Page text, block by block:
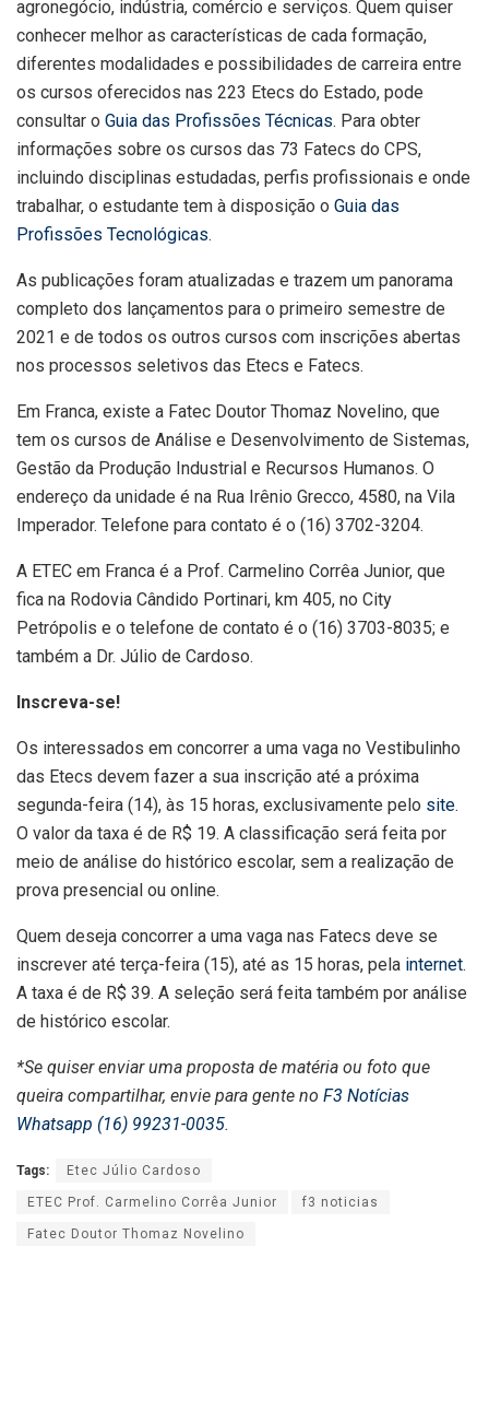
agronegócio, indústria, comércio e serviços. Quem quiser
conhecer melhor as características de cada formação,
diferentes modalidades e possibilidades de carreira entre
os cursos oferecidos nas 223 Etecs do Estado, pode
consultar o Guia das Profissões Técnicas. Para obter
informações sobre os cursos das 73 Fatecs do CPS,
incluindo disciplinas estudadas, perfis profissionais e onde
trabalhar, o estudante tem à disposição o Guia das
Profissões Tecnológicas.
As publicações foram atualizadas e trazem um panorama
completo dos lançamentos para o primeiro semestre de
2021 e de todos os outros cursos com inscrições abertas
nos processos seletivos das Etecs e Fatecs.
Em Franca, existe a Fatec Doutor Thomaz Novelino, que
tem os cursos de Análise e Desenvolvimento de Sistemas,
Gestão da Produção Industrial e Recursos Humanos. O
endereço da unidade é na Rua Irênio Grecco, 4580, na Vila
Imperador. Telefone para contato é o (16) 3702-3204.
A ETEC em Franca é a Prof. Carmelino Corrêa Junior, que
fica na Rodovia Cândido Portinari, km 405, no City
Petrópolis e o telefone de contato é o (16) 3703-8035; e
também a Dr. Júlio de Cardoso.
Inscreva-se!
Os interessados em concorrer a uma vaga no Vestibulinho
das Etecs devem fazer a sua inscrição até a próxima
segunda-feira (14), às 15 horas, exclusivamente pelo site.
O valor da taxa é de R$ 19. A classificação será feita por
meio de análise do histórico escolar, sem a realização de
prova presencial ou online.
Quem deseja concorrer a uma vaga nas Fatecs deve se
inscrever até terça-feira (15), até as 15 horas, pela internet.
A taxa é de R$ 39. A seleção será feita também por análise
de histórico escolar.
*Se quiser enviar uma proposta de matéria ou foto que
queira compartilhar, envie para gente no F3 Notícias
Whatsapp (16) 99231-0035.
Tags: Etec Júlio Cardoso
ETEC Prof. Carmelino Corrêa Junior f3 noticias
Fatec Doutor Thomaz Novelino